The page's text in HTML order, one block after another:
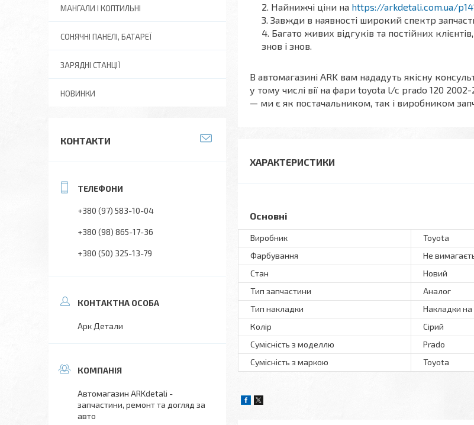
Найнижчі ціни на https://arkdetali.com.ua/
Завжди в наявності широкий спектр
Багато живих відгуків та постійних
знов і знов.
В автомагазині ARK вам нададуть якісну
у тому числі вії на фари toyota l/c prado 120
— ми є як постачальником, так і виробником
ХАРАКТЕРИСТИКИ
Основні
Виробник
Toyota
Фарбування
Не
Стан
Новий
Тип запчастини
Аналог
Тип накладки
Накладки
Колір
Сірий
Сумісність з моделлю
Prado
Сумісність з маркою
Toyota
МАНГАЛИ І КОПТИЛЬНІ
СОНЯЧНІ ПАНЕЛІ, БАТАРЕЇ
ЗАРЯДНІ СТАНЦІЇ
НОВИНКИ
КОНТАКТИ
+380 (97) 583-10-04
+380 (98) 865-17-36
+380 (50) 325-13-79
Арк Детали
Автомагазин ARKdetali -
запчастини, ремонт та догляд за
авто